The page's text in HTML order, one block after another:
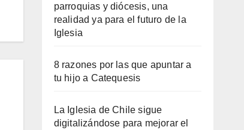
parroquias y diócesis, una
realidad ya para el futuro de la
Iglesia
8 razones por las que apuntar a
tu hijo a Catequesis
La Iglesia de Chile sigue
digitalizándose para mejorar el